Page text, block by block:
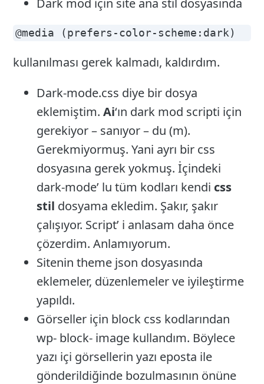
Dark mod için site ana stil dosyasında
@media (prefers-color-scheme:dark)
kullanılması gerek kalmadı, kaldırdım.
Dark-mode.css diye bir dosya
eklemiştim.Ai‘ın dark mod scripti için
gerekiyor – sanıyor – du (m).
Gerekmiyormuş. Yani ayrı bir css
dosyasına gerek yokmuş. İçindeki
dark-mode’ lu tüm kodları kendi css
stil dosyama ekledim. Şakır, şakır
çalışıyor. Script’ i anlasam daha önce
çözerdim. Anlamıyorum.
Sitenin theme json dosyasında
eklemeler, düzenlemeler ve iyileştirme
yapıldı.
Görseller için block css kodlarından
wp- block- image kullandım. Böylece
yazı içi görsellerin yazı eposta ile
gönderildiğinde bozulmasının önüne